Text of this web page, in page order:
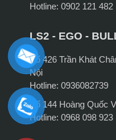
Hotline: 0902 121 482
LS2 - EGO -
Số 426 Trần Khát
Nội
Hotline: 0936082739
Số 144 Hoàng Quốc
Hotline: 0968 098 923